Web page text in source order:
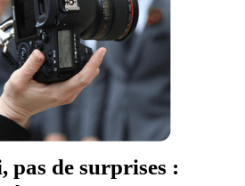
pas de surprises :